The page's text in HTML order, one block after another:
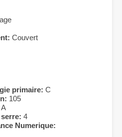
Couvert
primaire: C
105
A
4
Numerique: